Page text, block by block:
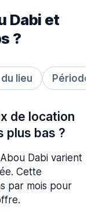
Dabi et
?
lieu Période
de location
plus bas ?
Dabi varient
Cette
par mois pour